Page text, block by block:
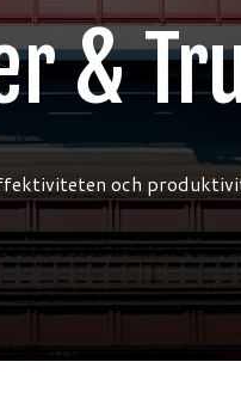
&
och